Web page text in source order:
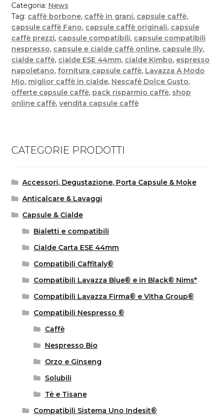
Categoria: News
Tag: caffè borbone, caffè in grani, capsule caffè,
capsule caffè Fano, capsule caffè originali, capsule
caffè prezzi, capsule compatibili, capsule compatibili
nespresso, capsule e cialde caffè online, capsule Illy,
cialde caffè, cialde ESE 44mm, cialde Kimbo, espresso
napoletano, fornitura capsule caffè, Lavazza A Modo
Mio, miglior caffè in cialde, Nescafé Dolce Gusto,
offerte capsule caffè, pack risparmio caffè, shop
online caffè, vendita capsule caffè
CATEGORIE PRODOTTI
Accessori, Degustazione, Porta Capsule & Moke
Anticalcare & Lavaggi
Capsule & Cialde
Bialetti e compatibili
Cialde Carta ESE 44mm
Compatibili Caffitaly®
Compatibili Lavazza Blue® e in Black® Nims*
Compatibili Lavazza Firma® e Vitha Group®
Compatibili Nespresso ®
Caffè
Nespresso Bio
Orzo e Ginseng
Solubili
Tè e Tisane
Compatibili Sistema Uno Indesit®